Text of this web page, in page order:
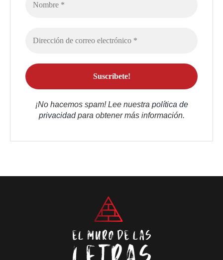
¡No hacemos spam! Lee nuestra política de
privacidadpara obtener más información.